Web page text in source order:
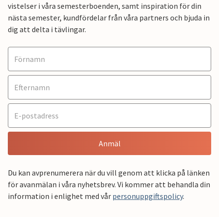
vistelser i våra semesterboenden, samt inspiration för din
nästa semester, kundfördelar från våra partners och bjuda in
dig att delta i tävlingar.
Anmäl
Du kan avprenumerera när du vill genom att klicka på länken
för avanmälan i våra nyhetsbrev. Vi kommer att behandla din
information i enlighet med vår personuppgiftspolicy.